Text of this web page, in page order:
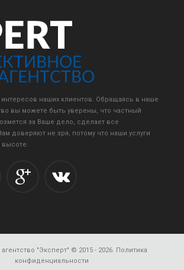
наших клиентов. Обращаясь в наше
вы можете быть уверены, что частный
за Ваше дело, сделает все
доверяют не зря, потому что наши услуги
высоте.
"Эксперт" © 2015 - 2026. Политика
конфиденциальности